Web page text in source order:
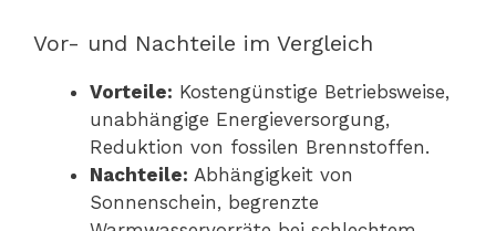
Vor- und Nachteile im Vergleich
Vorteile: Kostengünstige Betriebsweise,
unabhängige Energieversorgung,
Reduktion von fossilen Brennstoffen.
Nachteile: Abhängigkeit von
Sonnenschein, begrenzte